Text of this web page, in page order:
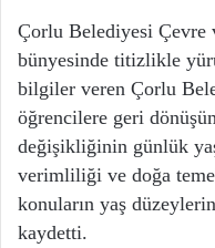
Çorlu Belediyesi
bünyesinde titizlikle
bilgiler veren Çorlu
öğrencilere geri
değişikliğinin günlük
verimliliği ve doğa
konuların yaş
kaydetti.